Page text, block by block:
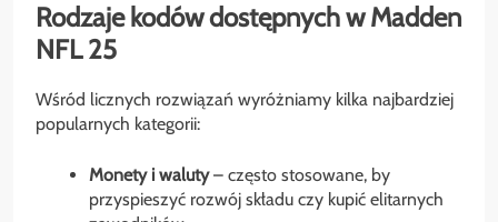
Rodzaje kodów dostępnych w Madden
NFL 25
Wśród licznych rozwiązań wyróżniamy kilka najbardziej
popularnych kategorii:
Monety i waluty– często stosowane, by
przyspieszyć rozwój składu czy kupić elitarnych